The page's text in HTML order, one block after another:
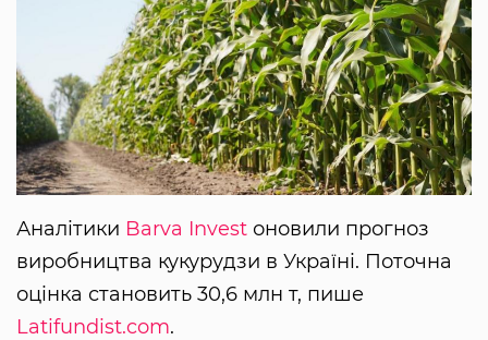
Аналітики Barva Invest оновили прогноз
виробництва кукурудзи в Україні. Поточна
оцінка становить 30,6 млн т, пише
Latifundist.com.